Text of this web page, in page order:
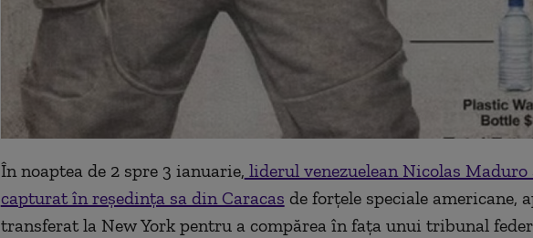
În noaptea de 2 spre 3 ianuarie, liderul venezuelean Nicolas Maduro
capturat în reşedinţa sa din Caracas de forţele speciale americane,
transferat la New York pentru a compărea în faţa unui tribunal